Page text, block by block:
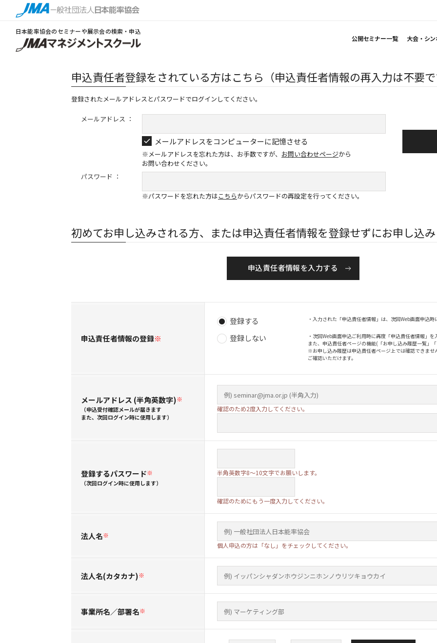
日本能率協会のセミナーや展示会の検索・申込
公開セミナー一覧
大会・シ
申込責任者登録をされている方はこちら（申込責任者情報の再入力は不要
登録されたメールアドレスとパスワードでログインしてください。
メールアドレス ：
メールアドレスをコンピューターに記憶させる
※メールアドレスを忘れた方は、お手数ですが、 お問い合わせページから
お問い合わせください。
パスワード ：
※パスワードを忘れた方はこちらからパスワードの再設定を行ってください。
初めてお申し込みされる方、または申込責任者情報を登録せずにお申し込
申込責任者情報を入力する
申込責任者情報の登録※
登録する ・入力された「申込責任者情報」は、次回Web画面申込
登録しない
・次回Web画面申込ご利用時に再度「申込責任者情報」
また、申込責任者ページの機能(「お申し込み履歴一覧」
※お申し込み履歴は申込責任者ページ上では確認できま
ご確認いただけます。
メールアドレス (半角英数字)※
（申込受付確認メールが届きます
また、次回ログイン時に使用します）
確認のため2度入力してください。
登録するパスワード※
（次回ログイン時に使用します）
半角英数字8～10文字でお願いします。
確認のためにもう一度入力してください。
法人名※
個人申込の方は「なし」をチェックしてください。
法人名(カタカナ)※
事業所名／部署名※